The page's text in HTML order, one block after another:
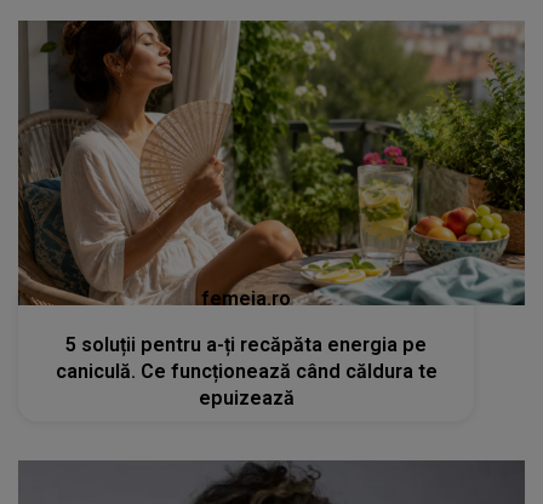
femeia.ro
5 soluții pentru a-ți recăpăta energia pe
caniculă. Ce funcționează când căldura te
epuizează